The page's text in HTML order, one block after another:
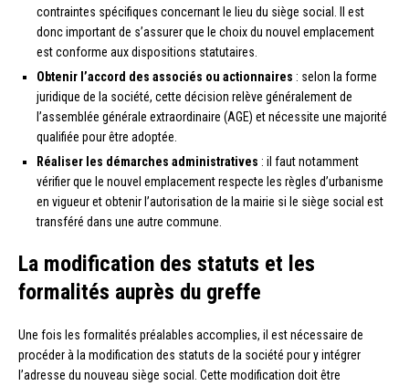
contraintes spécifiques concernant le lieu du siège social. Il est
donc important de s’assurer que le choix du nouvel emplacement
est conforme aux dispositions statutaires.
Obtenir l’accord des associés ou actionnaires : selon la forme
juridique de la société, cette décision relève généralement de
l’assemblée générale extraordinaire (AGE) et nécessite une majorité
qualifiée pour être adoptée.
Réaliser les démarches administratives : il faut notamment
vérifier que le nouvel emplacement respecte les règles d’urbanisme
en vigueur et obtenir l’autorisation de la mairie si le siège social est
transféré dans une autre commune.
La modification des statuts et les
formalités auprès du greffe
Une fois les formalités préalables accomplies, il est nécessaire de
procéder à la modification des statuts de la société pour y intégrer
l’adresse du nouveau siège social. Cette modification doit être